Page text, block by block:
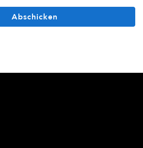
Abschicken